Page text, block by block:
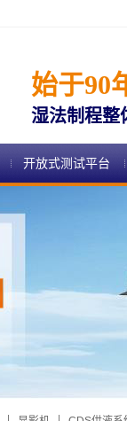
始于90
湿法制程整
开放式测试平台